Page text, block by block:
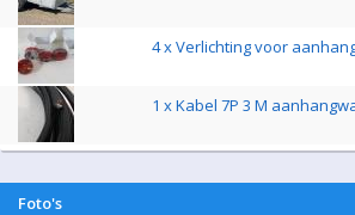
4 x Verlichting voor
1 x Kabel 7P 3 M
Foto's